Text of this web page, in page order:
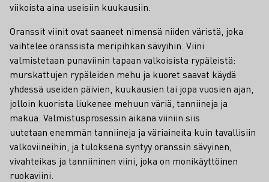
viikoista aina useisiin kuukausiin.
Faktat
Oranssit viinit ovat saaneet nimensä niiden väristä, joka
vaihtelee oranssista meripihkan sävyihin. Viini
valmistetaan punaviinin tapaan valkoisista rypäleistä:
murskattujen rypäleiden mehu ja kuoret saavat käydä
yhdessä useiden päivien, kuukausien tai jopa vuosien ajan,
jolloin kuorista liukenee mehuun väriä, tanniineja ja
makua. Valmistusprosessin aikana viiniin siis
uutetaan enemmän tanniineja ja väriaineita kuin tavallisiin
valkoviineihin, ja tuloksena syntyy oranssin sävyinen,
vivahteikas ja tanniininen viini, joka on monikäyttöinen
ruokaviini.